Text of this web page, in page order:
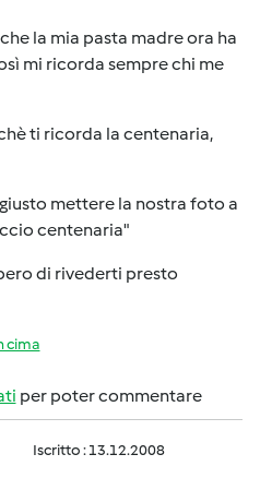
la mia pasta madre ora ha
mi ricorda sempre chi me
ti ricorda la centenaria,
mettere la nostra foto a
centenaria"
di rivederti presto
cima
per poter commentare
Iscritto : 13.12.2008